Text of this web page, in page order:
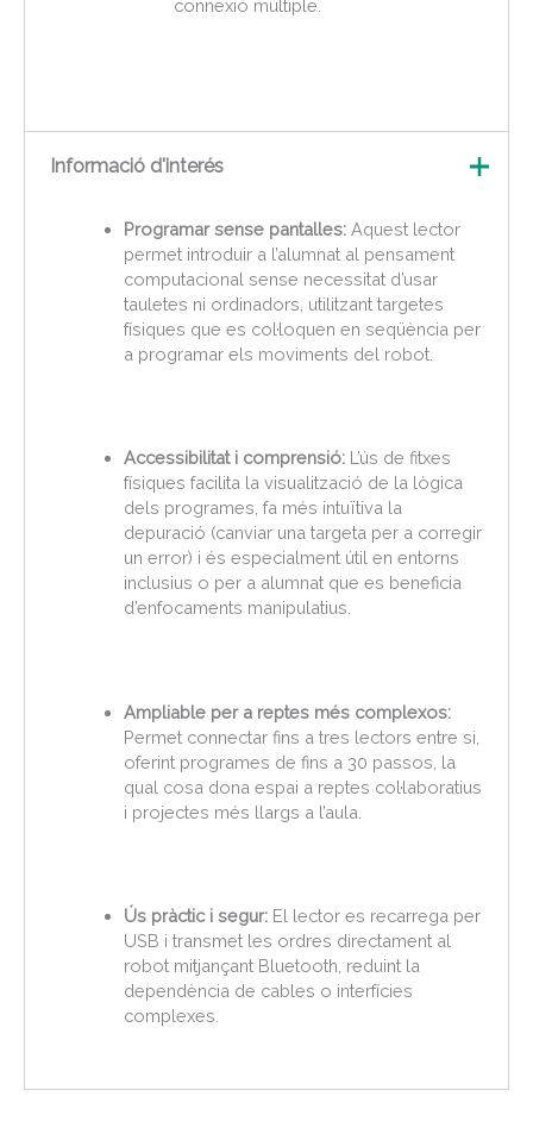
connexió múltiple.
Informació d'interés
Programar sense pantalles:Aquest lector
permet introduir a l’alumnat al pensament
computacional sense necessitat d’usar
tauletes ni ordinadors, utilitzant targetes
físiques que es col·loquen en seqüència per
a programar els moviments del robot.
Accessibilitat i comprensió:L’ús de fitxes
físiques facilita la visualització de la lògica
dels programes, fa més intuïtiva la
depuració (canviar una targeta per a corregir
un error) i és especialment útil en entorns
inclusius o per a alumnat que es beneficia
d’enfocaments manipulatius.
Ampliable per a reptes més complexos:
Permet connectar fins a tres lectors entre si,
oferint programes de fins a 30 passos, la
qual cosa dona espai a reptes col·laboratius
i projectes més llargs a l’aula.
Ús pràctic i segur:El lector es recarrega per
USB i transmet les ordres directament al
robot mitjançant Bluetooth, reduint la
dependència de cables o interfícies
complexes.